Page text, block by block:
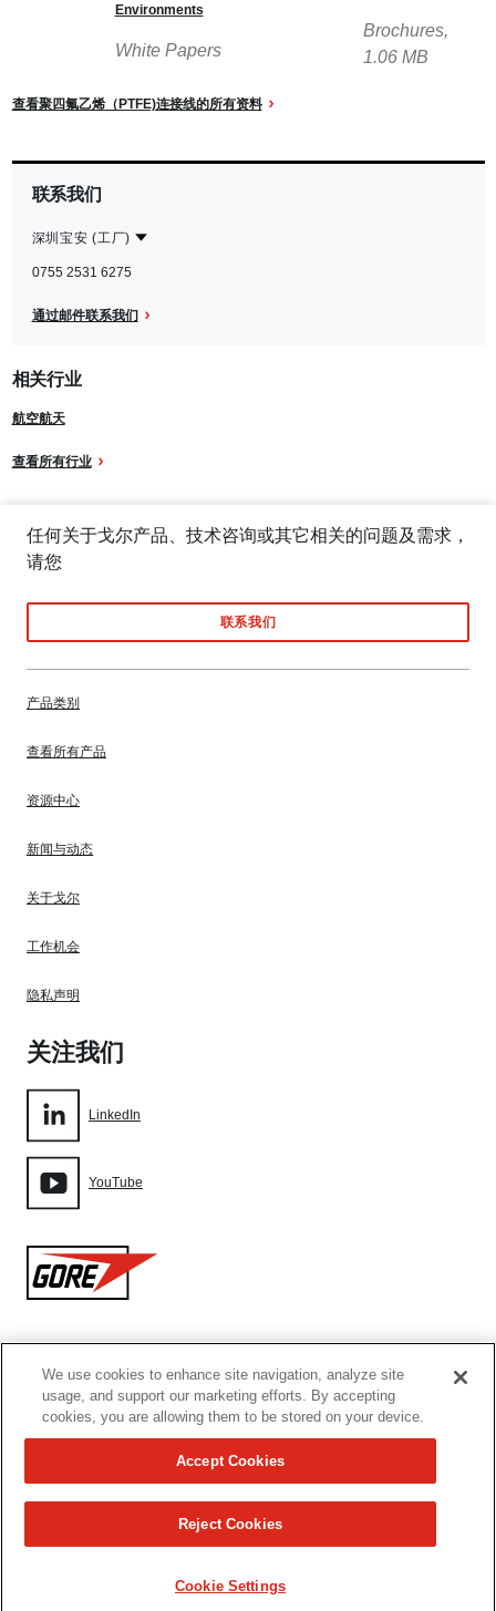
Environments
White Papers
Brochures,
1.06 MB
查看聚四氟乙烯（PTFE)连接线的所有资料
联系我们
深圳宝安 (工厂)
深
宝
厂)
0755 2531 6275
通过邮件联系我们
相关行业
航空航天
查看所有行业
任何关于戈尔产品、技术咨询或其它相关的问题及需求，
请您
联系我们
产品类别
查看所有产品
资源中心
新闻与动态
关于戈尔
工作机会
隐私声明
关注我们
LinkedIn
YouTube
Gore
网站地图
Cookie设置
使用条款
沪ICP备09097589号-6
Copyright 2026 W. L. Gore & Associates
We use cookies to enhance site navigation, analyze site
usage, and support our marketing efforts. By accepting
cookies, you are allowing them to be stored on your device.
Cookie Settings
Reject Cookies
Accept Cookies